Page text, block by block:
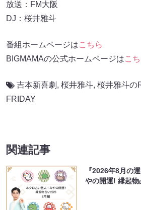
放送：FM大阪
DJ：桜井雅斗
番組ホームページはこちら
BIGMAMAの公式ホームページはこ
吉本新喜劇 , 桜井雅斗, 桜井雅斗の
FRIDAY
関連記事
『2026年8月の
やの開運! 縁起